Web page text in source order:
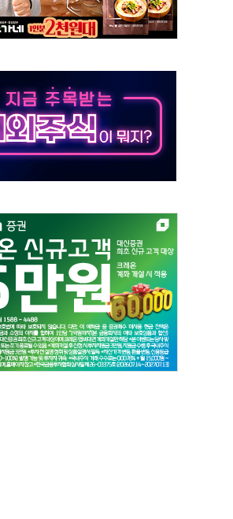
기구 가동
철폐
우경보 발효
사
온도 38도 넘으면 중단